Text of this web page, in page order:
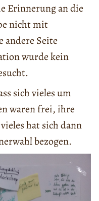
Erinnerung an die
nicht mit
andere Seite
wurde kein
sich vieles um
waren frei, ihre
hat sich dann
bezogen.